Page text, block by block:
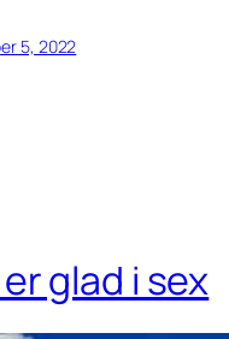
5, 2022
glad i sex